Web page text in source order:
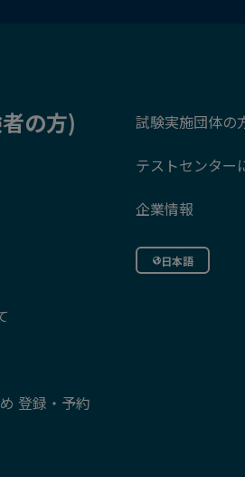
の方)
登録・予約
試験実施団体の
テストセンター
企業情報
日本語